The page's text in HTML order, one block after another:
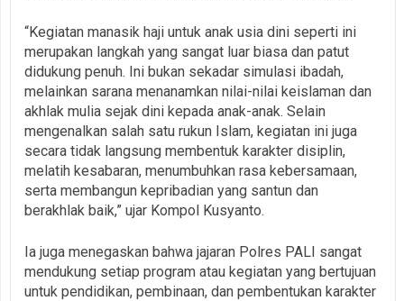
“Kegiatan manasik haji untuk anak usia dini seperti ini
merupakan langkah yang sangat luar biasa dan patut
didukung penuh. Ini bukan sekadar simulasi ibadah,
melainkan sarana menanamkan nilai-nilai keislaman dan
akhlak mulia sejak dini kepada anak-anak. Selain
mengenalkan salah satu rukun Islam, kegiatan ini juga
secara tidak langsung membentuk karakter disiplin,
melatih kesabaran, menumbuhkan rasa kebersamaan,
serta membangun kepribadian yang santun dan
berakhlak baik,” ujar Kompol Kusyanto.
Ia juga menegaskan bahwa jajaran Polres PALI sangat
mendukung setiap program atau kegiatan yang bertujuan
untuk pendidikan, pembinaan, dan pembentukan karakter